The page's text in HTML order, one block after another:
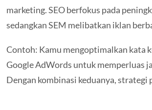
marketing. SEO berfokus pada
sedangkan SEM melibatkan iklan
Contoh: Kamu mengoptimalkan kata
Google AdWords untuk memperluas
Dengan kombinasi keduanya,